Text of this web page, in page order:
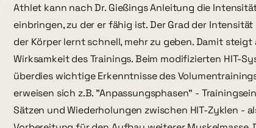
Athlet kann nach Dr. Gießings Anleitung die
einbringen, zu der er fähig ist. Der Grad der
der Körper lernt schnell, mehr zu geben. Damit steigt
Wirksamkeit des Trainings. Beim modifizierten HIT-
überdies wichtige Erkenntnisse des
erweisen sich z.B. "Anpassungsphasen" -
Sätzen und Wiederholungen zwischen HIT-Zyklen -